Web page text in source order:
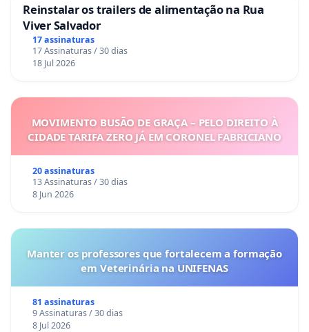
Reinstalar os trailers de alimentação na Rua
Viver Salvador
17 assinaturas
17 Assinaturas / 30 dias
18 Jul 2026
MOVIMENTO BUSÃO DE GRAÇA – PELO DIREITO À
CIDADE TARIFA ZERO JÁ EM CORONEL FABRICIANO
20 assinaturas
13 Assinaturas / 30 dias
8 Jun 2026
Manter os professores que fortalecem a formação
em Veterinária na UNIFENAS
81 assinaturas
9 Assinaturas / 30 dias
8 Jul 2026